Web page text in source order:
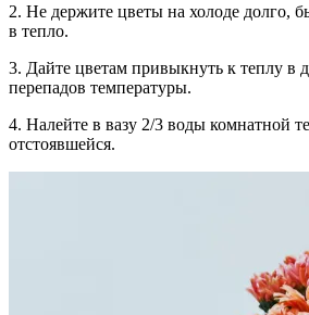
2. Не держите цветы на холоде долго,
в тепло.
3. Дайте цветам привыкнуть к теплу в
перепадов температуры.
4. Налейте в вазу 2/3 воды комнатной
отстоявшейся.